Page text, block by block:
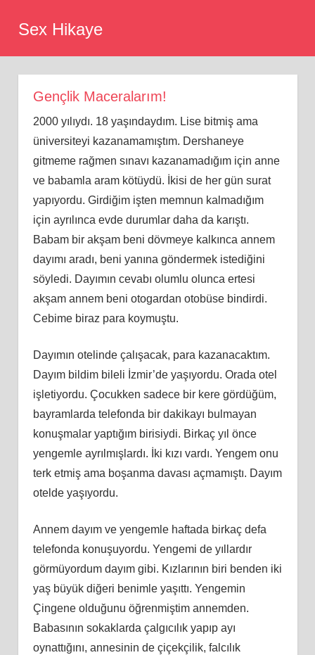
Sex Hikaye
Gençlik Maceralarım!
2000 yılıydı. 18 yaşındaydım. Lise bitmiş ama
üniversiteyi kazanamamıştım. Dershaneye
gitmeme rağmen sınavı kazanamadığım için anne
ve babamla aram kötüydü. İkisi de her gün surat
yapıyordu. Girdiğim işten memnun kalmadığım
için ayrılınca evde durumlar daha da karıştı.
Babam bir akşam beni dövmeye kalkınca annem
dayımı aradı, beni yanına göndermek istediğini
söyledi. Dayımın cevabı olumlu olunca ertesi
akşam annem beni otogardan otobüse bindirdi.
Cebime biraz para koymuştu.
Dayımın otelinde çalışacak, para kazanacaktım.
Dayım bildim bileli İzmir’de yaşıyordu. Orada otel
işletiyordu. Çocukken sadece bir kere gördüğüm,
bayramlarda telefonda bir dakikayı bulmayan
konuşmalar yaptığım birisiydi. Birkaç yıl önce
yengemle ayrılmışlardı. İki kızı vardı. Yengem onu
terk etmiş ama boşanma davası açmamıştı. Dayım
otelde yaşıyordu.
Annem dayım ve yengemle haftada birkaç defa
telefonda konuşuyordu. Yengemi de yıllardır
görmüyordum dayım gibi. Kızlarının biri benden iki
yaş büyük diğeri benimle yaşıttı. Yengemin
Çingene olduğunu öğrenmiştim annemden.
Babasının sokaklarda çalgıcılık yapıp ayı
oynattığını, annesinin de çiçekçilik, falcılık